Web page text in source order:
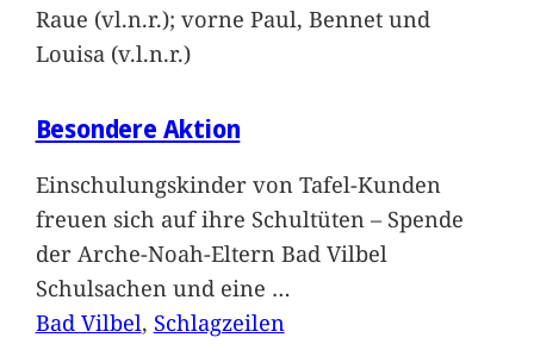
Raue (vl.n.r.); vorne Paul, Bennet und
Louisa (v.l.n.r.)
Besondere Aktion
Einschulungskinder von Tafel-Kunden
freuen sich auf ihre Schultüten – Spende
der Arche-Noah-Eltern Bad Vilbel
Schulsachen und eine …
Bad Vilbel, Schlagzeilen